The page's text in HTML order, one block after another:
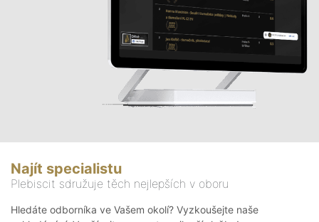
Najít specialistu
Plebiscit sdružuje těch nejlepších v oboru
Hledáte odborníka ve Vašem okolí? Vyzkoušejte naše